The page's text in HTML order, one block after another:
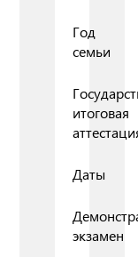
Год
семьи
итоговая
Даты
экзамен